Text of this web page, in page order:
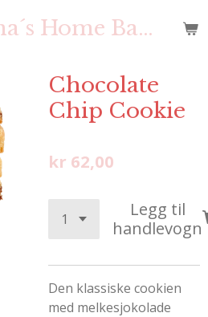
Athena´s Home Bakery
Chocolate
Chip Cookie
kr 62,00
Legg til
handlevogn
Den klassiske cookien
med melkesjokolade